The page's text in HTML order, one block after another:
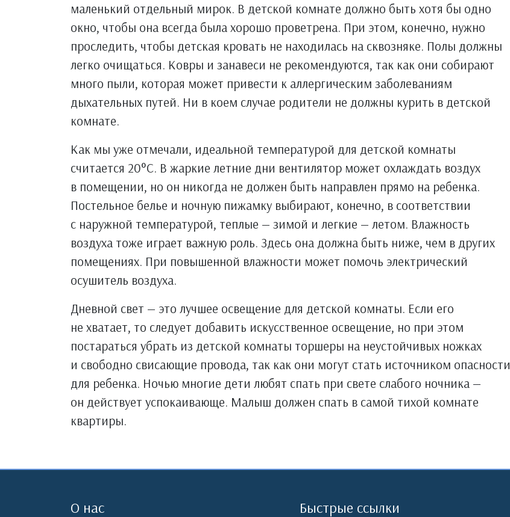
маленький отдельный мирок. В детской комнате должно быть хотя бы одно
окно, чтобы она всегда была хорошо проветрена. При этом, конечно, нужно
проследить, чтобы детская кровать не находилась на сквозняке. Полы должны
легко очищаться. Ковры и занавеси не рекомендуются, так как они собирают
много пыли, которая может привести к аллергическим заболеваниям
дыхательных путей. Ни в коем случае родители не должны курить в детской
комнате.
Как мы уже отмечали, идеальной температурой для детской комнаты
считается 20°С. В жаркие летние дни вентилятор может охлаждать воздух
в помещении, но он никогда не должен быть направлен прямо на ребенка.
Постельное белье и ночную пижамку выбирают, конечно, в соответствии
с наружной температурой, теплые — зимой и легкие — летом. Влажность
воздуха тоже играет важную роль. Здесь она должна быть ниже, чем в других
помещениях. При повышенной влажности может помочь электрический
осушитель воздуха.
Дневной свет — это лучшее освещение для детской комнаты. Если его
не хватает, то следует добавить искусственное освещение, но при этом
постараться убрать из детской комнаты торшеры на неустойчивых ножках
и свободно свисающие провода, так как они могут стать источником опасности
для ребенка. Ночью многие дети любят спать при свете слабого ночника —
он действует успокаивающе. Малыш должен спать в самой тихой комнате
квартиры.
О нас Быстрые ссылки